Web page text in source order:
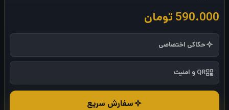
590.000 تومان
حکاکی اختصاصی
QR و امنیت
سفارش سریع